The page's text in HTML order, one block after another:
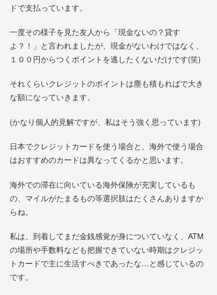
ドで支払っています。
一度その様子を見た友人から「現金ないの？貸す
よ？！」と言われましたが、現金がないわけではなく、
１００円からつくポイントを逃したくないだけです(笑)
それくらいクレジットのポイントは塵も積もればで大き
な額になっていきます。
(かなり個人的見解ですが、私はそう強く思っています)
日本でクレジットカードを使う場合と、海外で使う場合
はおすすめのカードは異なってくるかと思います。
海外での滞在に向いている海外保険が充実しているも
の、マイルがたまるもの等選択肢はたくさんありますか
らね。
私は、到着してまだ金銭感覚が身についていなく、ATM
の場所や手数料なども把握できていない時期はクレジッ
トカードで主に生活すべきであったな…と感じているの
です。